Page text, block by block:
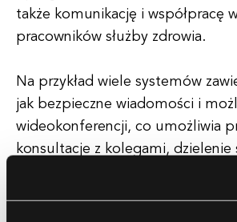
także komunikację i współpracę
pracowników służby zdrowia.
Na przykład wiele systemów
jak bezpieczne wiadomości i
wideokonferencji, co umożliwia
konsultacje z kolegami, dzielenie
i efektywniejsze koordynowanie